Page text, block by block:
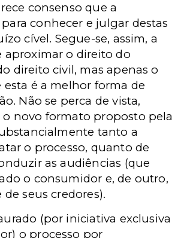
consenso que a
conhecer e julgar destas
cível. Segue-se, assim, a
aproximar o direito do
direito civil, mas apenas o
esta é a melhor forma de
Não se perca de vista,
novo formato proposto pela
tanto a
o processo, quanto de
as audiências (que
o consumidor e, de outro,
seus credores).
(por iniciativa exclusiva
o processo por